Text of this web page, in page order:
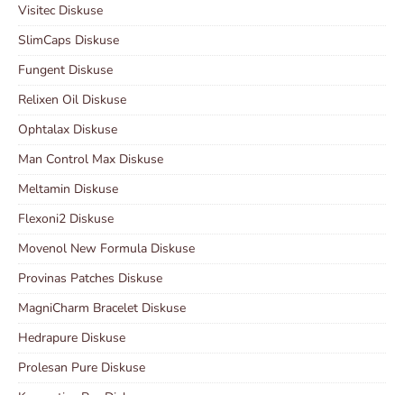
Visitec Diskuse
SlimCaps Diskuse
Fungent Diskuse
Relixen Oil Diskuse
Ophtalax Diskuse
Man Control Max Diskuse
Meltamin Diskuse
Flexoni2 Diskuse
Movenol New Formula Diskuse
Provinas Patches Diskuse
MagniCharm Bracelet Diskuse
Hedrapure Diskuse
Prolesan Pure Diskuse